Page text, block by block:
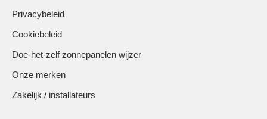
Privacybeleid
Cookiebeleid
Doe-het-zelf zonnepanelen wijzer
Onze merken
Zakelijk / installateurs